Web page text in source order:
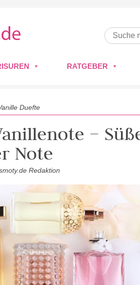
RATGEBER
Duefte
–
Note
Redaktion